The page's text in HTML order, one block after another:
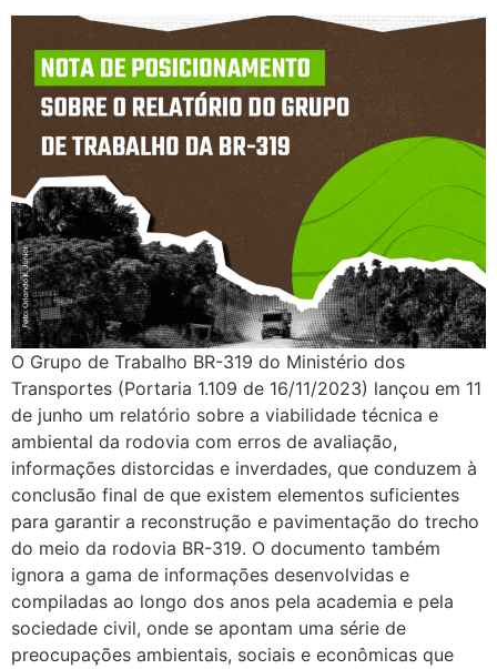
O Grupo de Trabalho BR-319 do Ministério dos
Transportes (Portaria 1.109 de 16/11/2023) lançou em 11
de junho um relatório sobre a viabilidade técnica e
ambiental da rodovia com erros de avaliação,
informações distorcidas e inverdades, que conduzem à
conclusão final de que existem elementos suficientes
para garantir a reconstrução e pavimentação do trecho
do meio da rodovia BR-319. O documento também
ignora a gama de informações desenvolvidas e
compiladas ao longo dos anos pela academia e pela
sociedade civil, onde se apontam uma série de
preocupações ambientais, sociais e econômicas que